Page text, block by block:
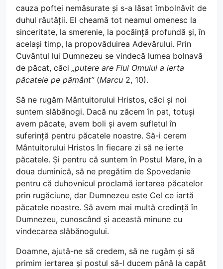
cauza poftei nemăsurate și s-a lăsat îmbolnăvit de
duhul răutății. El cheamă tot neamul omenesc la
sinceritate, la smerenie, la pocăință profundă și, în
același timp, la propovăduirea Adevărului. Prin
Cuvântul lui Dumnezeu se vindecă lumea bolnavă
de păcat, căci „putere are Fiul Omului a ierta
păcatele pe pământ”(Marcu 2, 10).
Să ne rugăm Mântuitorului Hristos, căci și noi
suntem slăbănogi. Dacă nu zăcem în pat, totuși
avem păcate, avem boli și avem sufletul în
suferință pentru păcatele noastre. Să-i cerem
Mântuitorului Hristos în fiecare zi să ne ierte
păcatele. Și pentru că suntem în Postul Mare, în a
doua duminică, să ne pregătim de Spovedanie
pentru că duhovnicul proclamă iertarea păcatelor
prin rugăciune, dar Dumnezeu este Cel ce iartă
păcatele noastre. Să avem mai multă credință în
Dumnezeu, cunoscând și această minune cu
vindecarea slăbănogului.
Doamne, ajută-ne să credem, să ne rugăm și să
primim iertarea și postul să-l ducem până la capăt